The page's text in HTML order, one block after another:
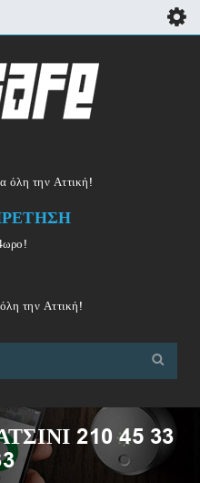
όλη την Αττική!
την Αττική!
210 45 33